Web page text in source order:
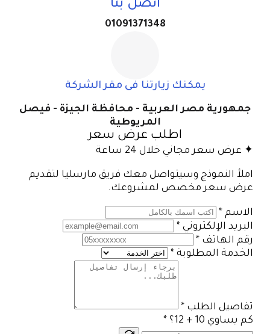
اتصل بنا
01091371348
يمكنك زيارتنا فى مقر الشركة
جمهورية مصر العربية - محافظة الجيزة - فيصل
المريوطية
اطلب عرض سعر
✦ عرض سعر مجاني خلال 24 ساعة
املأ النموذج وسيتواصل معك فريق مارسليا لتقديم
عرض سعر مخصص لمشروعك.
الاسم *
البريد الإلكتروني *
رقم الهاتف *
الخدمة المطلوبة *
تفاصيل الطلب *
كم يساوي 10 + 12؟
*